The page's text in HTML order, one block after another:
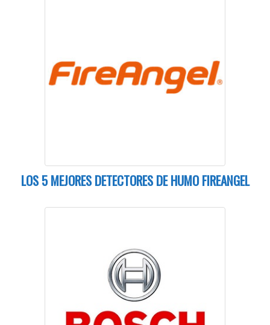
LOS 5 MEJORES DETECTORES DE HUMO FIREANGEL